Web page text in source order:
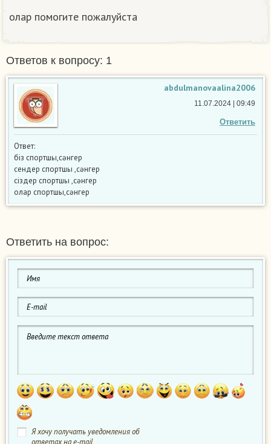
олар помогите пожалуйста
Ответов к вопросу: 1
abdulmanovaalina2006
Ответить
11.07.2024 | 09:49
Ответ:
біз спортшы,сәнгер
сендер спортшы ,сәнгер
сіздер спортшы ,сәнгер
олар спортшы,сәнгер
Ответить на вопрос:
Я хочу получать уведомления об